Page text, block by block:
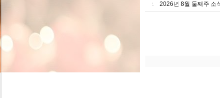
1 2026년 8월 둘째주 소